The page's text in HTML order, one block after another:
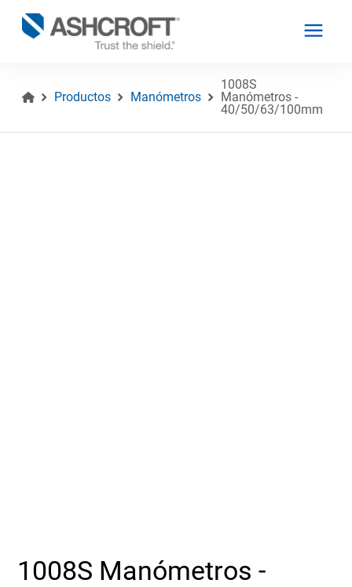
Solicitar cotización
Productos Manómetros
1008S
Manómetros -
40/50/63/100mm
1008S Manómetros -